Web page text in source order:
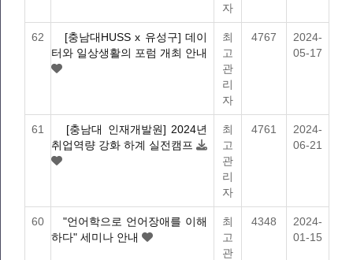
자
62
[충남대HUSS x 유성구] 데이
터와 일상생활의 포럼 개최 안내
최
고
관
리
자
4767
2024-
05-17
61
[충남대 인재개발원] 2024년
취업역량 강화 하계 실전캠프
최
고
관
리
자
4761
2024-
06-21
60
"언어학으로 언어장애를 이해
하다" 세미나 안내
최
고
관
4348
2024-
01-15